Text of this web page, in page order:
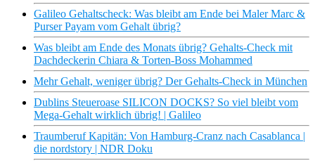
Galileo Gehaltscheck: Was bleibt am Ende bei Maler Marc &
Purser Payam vom Gehalt übrig?
Was bleibt am Ende des Monats übrig? Gehalts-Check mit
Dachdeckerin Chiara & Torten-Boss Mohammed
Mehr Gehalt, weniger übrig? Der Gehalts-Check in München
Dublins Steueroase SILICON DOCKS? So viel bleibt vom
Mega-Gehalt wirklich übrig! | Galileo
Traumberuf Kapitän: Von Hamburg-Cranz nach Casablanca |
die nordstory | NDR Doku